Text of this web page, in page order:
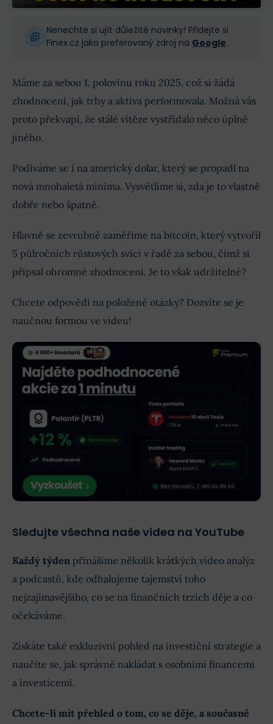
Nenechte si ujít důležité novinky! Přidejte si
Finex.cz jako preferovaný zdroj na Google.
Máme za sebou 1. polovinu roku 2025, což si žádá
zhodnocení, jak trhy a aktiva performovala. Možná vás
proto překvapí, že stálé vítěze vystřídalo něco úplně
jiného.
Podíváme se i na americký dolar, který se propadl na
nová mnohaletá minima. Vysvětlíme si, zda je to vlastně
dobře nebo špatně.
Hlavně se zevrubně zaměříme na bitcoin, který vytvořil
5 půlročních růstových svící v řadě za sebou, čímž si
připsal ohromné zhodnocení. Je to však udržitelné?
Chcete odpovědi na položené otázky? Dozvíte se je
naučnou formou ve videu!
Sledujte všechna naše videa na YouTube
Každý týden přinášíme několik krátkých video analýz
a podcastů, kde odhalujeme tajemství toho
nejzajímavějšího, co se na finančních trzích děje a co
očekáváme.
Získáte také exkluzivní pohled na investiční strategie a
naučíte se, jak správně nakládat s osobními financemi
a investicemi.
Chcete-li mít přehled o tom, co se děje, a současně